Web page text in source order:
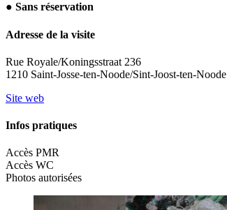
● Sans réservation
Adresse de la visite
Rue Royale/Koningsstraat 236
1210 Saint-Josse-ten-Noode/Sint-Joost-ten-Noode
Site web
Infos pratiques
Accès PMR
Accès WC
Photos autorisées